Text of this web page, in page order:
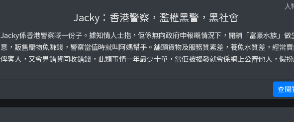
人
Jacky：香港警察，濫權黑警，黑社會
Jacky係香港警察嘅一份子。據知情人士指，佢係無向政府申報嘅情況下，開舖「富豪水族」做
意，販售寵物魚賺錢，警察當值時就叫阿媽幫手。舖頭貨物及服務質素差，養魚水質差，經常
俾客人，又會畀錯貨同收錯錢，此類事情一年最少十單，當佢被揭發就會係網上公審他人，假
查閱